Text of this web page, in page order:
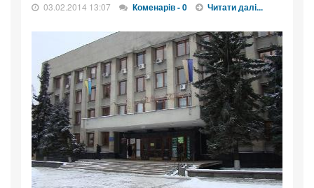
03.02.2014 13:07 Коменарів - 0 Читати далі...